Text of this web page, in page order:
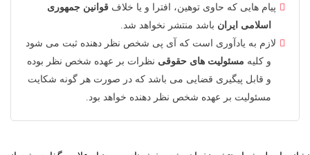
پیام هایی که حاوی توهین، افترا و یا خلافقوانین جمهوری
اسلامی ایران باشد منتشر نخواهد شد.
لازم به یادآوری است که آی پی شخص نظر دهنده ثبت می شود
و کلیه مسئولیت های حقوقینظرات بر عهده شخص نظر بوده
و قابل پیگیری قضایی می باشد که در صورت هر گونه شکایت
مسئولیت بر عهده شخص نظر دهنده خواهد بود.